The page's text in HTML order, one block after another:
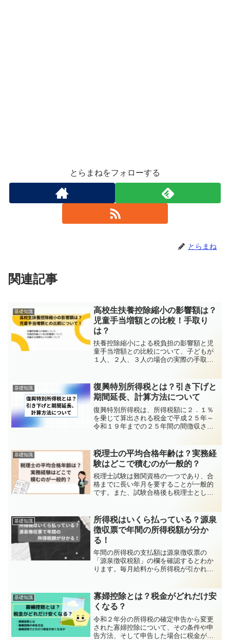
とらまねをフォローする
とらまね
関連記事
基礎知識
高校生扶養控除縮小の影響額は？
児童手当増額との比較！手取り
は？
扶養控除縮小による税負担の影響額と児
童手当増額との比較について、子どもが
１人、２人、３人の場合の実際の手取り
基礎知識
復興特別所得税とは？引き下げと
期間延長、計算方法について
復興特別所得税は、所得税額に２．１％
を乗じて算出される税金で平成２５年～
令和１９年までの２５年間の間徴収され
を延長するとされました。この記事で
は、復興特別所得税の概要や計算方法に
ついて詳しく解説しています。
基礎知識
税理士の平均合格年齢は？実務経
験はどこで積むのが一般的？
税理士試験は難関資格の一つであり、合
格までに長い年月を要することが一般的
です。また、試験合格後も税理士として
り、税理士試験の平均合格年齢は、30代
後半から40代前半とさ...
基礎知識
所得税はいくら払っている？源泉
徴収票で年間の所得税額が分か
る！
年間の所得税の支払額は源泉徴収票の
「源泉徴収税額」の欄を確認するとわか
ります。毎月給料から所得税が引かれて
ている所得税の金額と一致しないのか、
また、源泉徴収税額の算出方法について
詳しく解説します。
基礎知識
寡婦控除とは？税金がどれだけ安
くなる？
令和２年分の所得税の確定申告から変更
された寡婦控除について、その条件や申
告方法、そして申告した場合に税金がど